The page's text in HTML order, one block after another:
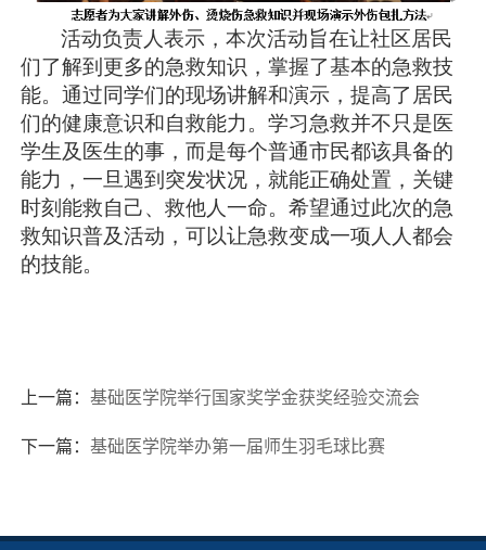
活动负责人表示，本次活动旨在让社区居民
们了解到更多的急救知识，掌握了基本的急救技
能。通过同学们的现场讲解和演示，提高了居民
们的健康意识和自救能力。学习急救并不只是医
学生及医生的事，而是每个普通市民都该具备的
能力，一旦遇到突发状况，就能正确处置，关键
时刻能救自己、救他人一命。希望通过此次的急
救知识普及活动，可以让急救变成一项人人都会
的技能。
上一篇：基础医学院举行国家奖学金获奖经验交流会
下一篇：基础医学院举办第一届师生羽毛球比赛